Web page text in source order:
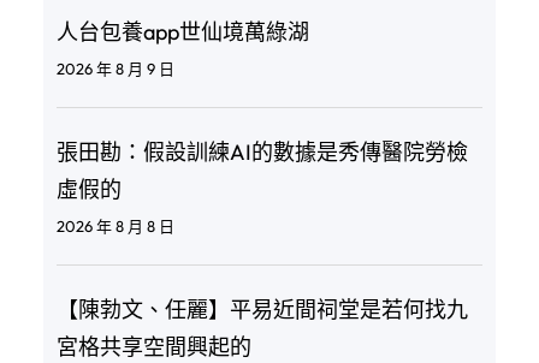
人台包養app世仙境萬綠湖
2026 年 8 月 9 日
張田勘：假設訓練AI的數據是秀傳醫院勞檢
虛假的
2026 年 8 月 8 日
【陳勃文、任麗】平易近間祠堂是若何找九
宮格共享空間興起的